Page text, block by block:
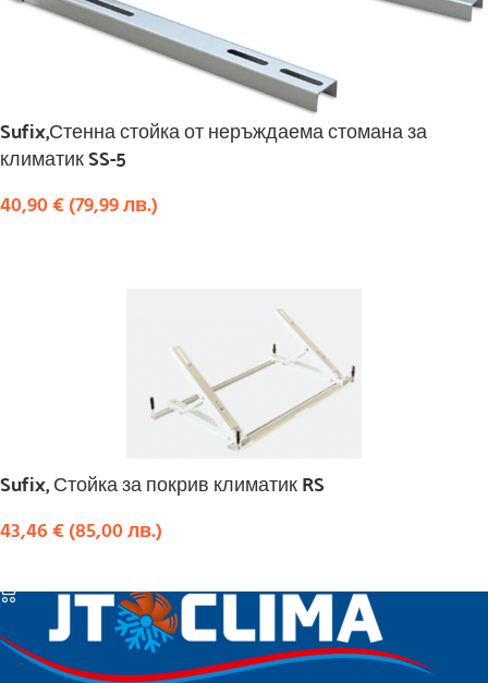
Sufix,Стенна стойка от неръждаема стомана за
климатик SS-5
40,90€(79,99лв.)
Sufix, Стойка за покрив климатик RS
43,46€(85,00лв.)